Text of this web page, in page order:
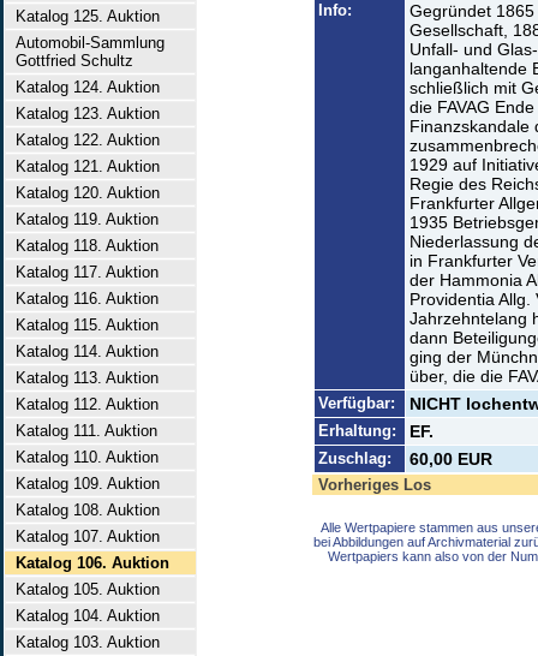
Katalog 125. Auktion
Automobil-Sammlung
Gottfried Schultz
Katalog 124. Auktion
Katalog 123. Auktion
Katalog 122. Auktion
Katalog 121. Auktion
Katalog 120. Auktion
Katalog 119. Auktion
Katalog 118. Auktion
Katalog 117. Auktion
Katalog 116. Auktion
Katalog 115. Auktion
Katalog 114. Auktion
Katalog 113. Auktion
Katalog 112. Auktion
Katalog 111. Auktion
Katalog 110. Auktion
Katalog 109. Auktion
Katalog 108. Auktion
Katalog 107. Auktion
Katalog 106. Auktion
Katalog 105. Auktion
Katalog 104. Auktion
Katalog 103. Auktion
Info:
Gegründet
Gesellschaft,
Unfall- und
langanhaltende
schließlich mit
die FAVAG
Finanzskandale
1929 auf
Regie des
Frankfurter
1935
Niederlassung
in Frankfurter
der Hammonia
Providentia
Jahrzehntelang
dann
ging der
über, die die
Verfügbar: NICHT
Erhaltung: EF.
Zuschlag: 60,00 EUR
Vorheriges Los
Alle Wertpapiere stammen aus
bei Abbildungen auf Archivmaterial
Wertpapiers kann also von der